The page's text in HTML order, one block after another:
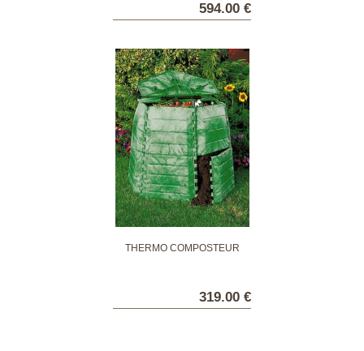
594.00 €
THERMO COMPOSTEUR
319.00 €